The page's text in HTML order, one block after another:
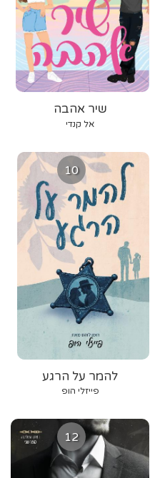
שיר אהבה
אל קנדי
10
להמר על הרגע
פייזלי הופ
12